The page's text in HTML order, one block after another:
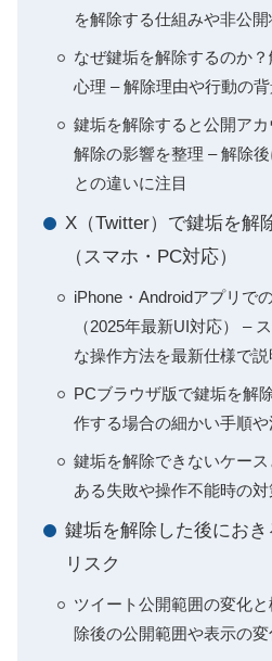
を解除する仕組みや非公
なぜ鍵垢を解除するのか
心理 – 解除理由や行動の
鍵垢を解除すると公開アカ
解除の影響を整理 – 解除
との違いに注目
X（Twitter）で鍵垢を解
（スマホ・PC対応）
iPhone・Androidアプリで
（2025年最新UI対応） –
な操作方法を最新仕様で説
PCブラウザ版で鍵垢を解
作する場合の細かい手順
鍵垢を解除できないケー
ある失敗や操作不能時の
鍵垢を解除した後にお
リスク
ツイート公開範囲の変化
除後の公開範囲や表示の変